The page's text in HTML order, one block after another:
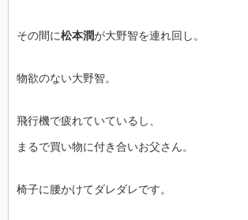
その間に松本潤が大野智を連れ回し。
物欲のない大野智。
飛行機で疲れていているし、
まるで買い物に付き合いお父さん。
椅子に腰かけてダレダレです。